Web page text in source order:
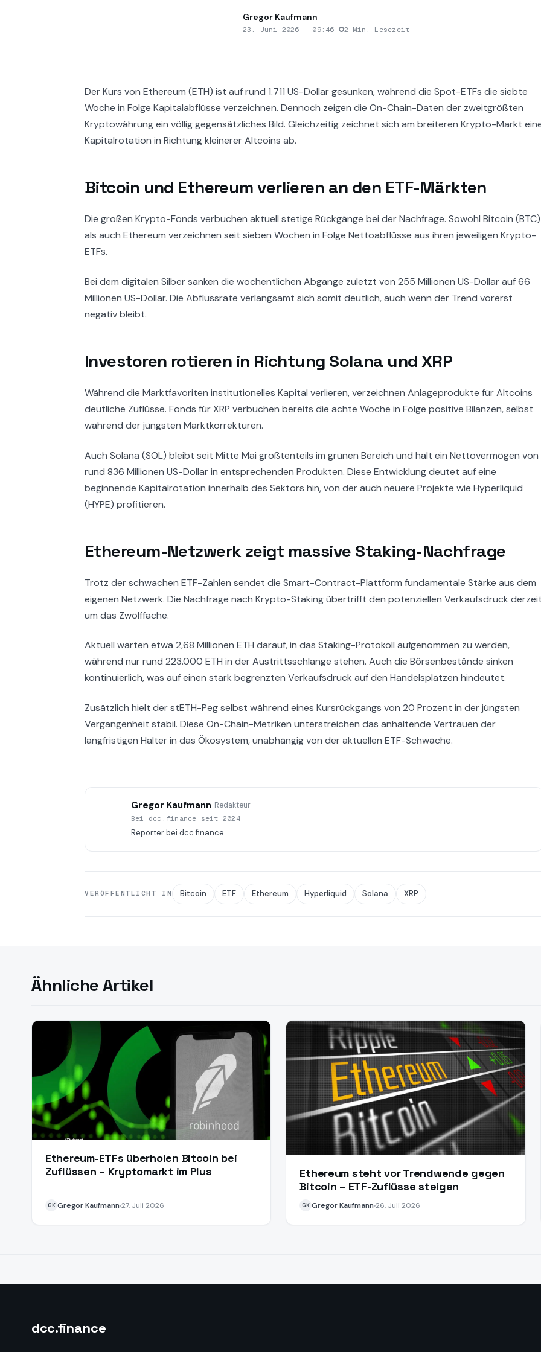
Gregor Kaufmann
23. Juni 2026 · 09:46 · 2 Min. Lesezeit
Der Kurs von Ethereum (ETH) ist auf rund 1.711 US-Dollar gesunken, während die Spot-ETFs die siebte
Woche in Folge Kapitalabflüsse verzeichnen. Dennoch zeigen die On-Chain-Daten der zweitgrößten
Kryptowährung ein völlig gegensätzliches Bild. Gleichzeitig zeichnet sich am breiteren Krypto-Markt
Kapitalrotation in Richtung kleinerer Altcoins ab.
Bitcoin und Ethereum verlieren an den ETF-Märkten
Die großen Krypto-Fonds verbuchen aktuell stetige Rückgänge bei der Nachfrage. Sowohl Bitcoin (BTC)
als auch Ethereum verzeichnen seit sieben Wochen in Folge Nettoabflüsse aus ihren jeweiligen Krypto-
ETFs.
Bei dem digitalen Silber sanken die wöchentlichen Abgänge zuletzt von 255 Millionen US-Dollar auf 66
Millionen US-Dollar. Die Abflussrate verlangsamt sich somit deutlich, auch wenn der Trend vorerst
negativ bleibt.
Investoren rotieren in Richtung Solana und XRP
Während die Marktfavoriten institutionelles Kapital verlieren, verzeichnen Anlageprodukte für Altcoins
deutliche Zuflüsse. Fonds für XRP verbuchen bereits die achte Woche in Folge positive Bilanzen, selbst
während der jüngsten Marktkorrekturen.
Auch Solana (SOL) bleibt seit Mitte Mai größtenteils im grünen Bereich und hält ein Nettovermögen von
rund 836 Millionen US-Dollar in entsprechenden Produkten. Diese Entwicklung deutet auf eine
beginnende Kapitalrotation innerhalb des Sektors hin, von der auch neuere Projekte wie Hyperliquid
(HYPE) profitieren.
Ethereum-Netzwerk zeigt massive Staking-Nachfrage
Trotz der schwachen ETF-Zahlen sendet die Smart-Contract-Plattform fundamentale Stärke aus dem
eigenen Netzwerk. Die Nachfrage nach Krypto-Staking übertrifft den potenziellen Verkaufsdruck
um das Zwölffache.
Aktuell warten etwa 2,68 Millionen ETH darauf, in das Staking-Protokoll aufgenommen zu werden,
während nur rund 223.000 ETH in der Austrittsschlange stehen. Auch die Börsenbestände sinken
kontinuierlich, was auf einen stark begrenzten Verkaufsdruck auf den Handelsplätzen hindeutet.
Zusätzlich hielt der stETH-Peg selbst während eines Kursrückgangs von 20 Prozent in der jüngsten
Vergangenheit stabil. Diese On-Chain-Metriken unterstreichen das anhaltende Vertrauen der
langfristigen Halter in das Ökosystem, unabhängig von der aktuellen ETF-Schwäche.
Gregor Kaufmann· Redakteur
Bei dcc.finance seit 2024
Reporter bei dcc.finance.
VERÖFFENTLICHT IN Bitcoin ETF Ethereum Hyperliquid Solana XRP
Ähnliche Artikel
Ethereum-ETFs überholen Bitcoin bei
Zuflüssen – Kryptomarkt im Plus
GK Gregor Kaufmann27. Juli 2026
Ethereum steht vor Trendwende gegen
Bitcoin – ETF-Zuflüsse steigen
GK Gregor Kaufmann26. Juli 2026
dcc.finance